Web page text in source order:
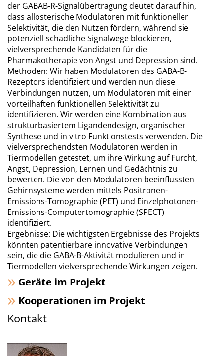
der GABAB-R-Signalübertragung deutet darauf hin,
dass allosterische Modulatoren mit funktioneller
Selektivität, die den Nutzen fördern, während sie
potenziell schädliche Signalwege blockieren,
vielversprechende Kandidaten für die
Pharmakotherapie von Angst und Depression sind.
Methoden: Wir haben Modulatoren des GABA-B-
Rezeptors identifiziert und werden nun diese
Verbindungen nutzen, um Modulatoren mit einer
vorteilhaften funktionellen Selektivität zu
identifizieren. Wir werden eine Kombination aus
strukturbasiertem Ligandendesign, organischer
Synthese und in vitro Funktionstests verwenden. Die
vielversprechendsten Modulatoren werden in
Tiermodellen getestet, um ihre Wirkung auf Furcht,
Angst, Depression, Lernen und Gedächtnis zu
bewerten. Die von den Modulatoren beeinflussten
Gehirnsysteme werden mittels Positronen-
Emissions-Tomographie (PET) und Einzelphotonen-
Emissions-Computertomographie (SPECT)
identifiziert.
Ergebnisse: Die wichtigsten Ergebnisse des Projekts
könnten patentierbare innovative Verbindungen
sein, die die GABA-B-Aktivität modulieren und in
Tiermodellen vielversprechende Wirkungen zeigen.
Geräte im Projekt
Kooperationen im Projekt
Kontakt